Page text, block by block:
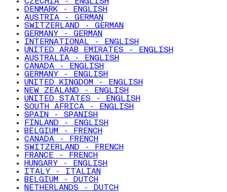
DENMARK - ENGLISH
AUSTRIA - GERMAN
SWITZERLAND - GERMAN
GERMANY - GERMAN
INTERNATIONAL - ENGLISH
UNITED ARAB EMIRATES - ENGLISH
AUSTRALIA - ENGLISH
CANADA - ENGLISH
GERMANY - ENGLISH
UNITED KINGDOM - ENGLISH
NEW ZEALAND - ENGLISH
UNITED STATES - ENGLISH
SOUTH AFRICA - ENGLISH
SPAIN - SPANISH
FINLAND - ENGLISH
BELGIUM - FRENCH
CANADA - FRENCH
SWITZERLAND - FRENCH
FRANCE - FRENCH
HUNGARY - ENGLISH
ITALY - ITALIAN
BELGIUM - DUTCH
NETHERLANDS - DUTCH